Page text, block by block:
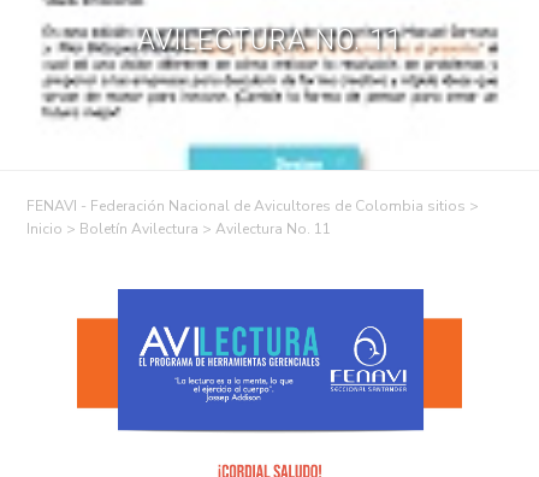
AVILECTURA NO. 11
FENAVI - Federación Nacional de Avicultores de Colombia sitios >
> Boletín Avilectura >Avilectura No. 11